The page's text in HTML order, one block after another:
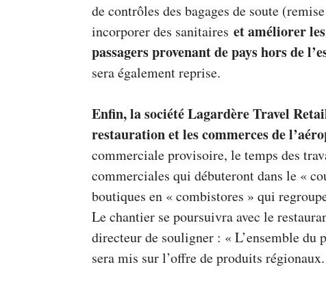
de contrôles des bagages de soute
incorporer des sanitaires et améliorer
passagers provenant de pays hors de
sera également reprise.
Enfin, la société Lagardère Travel
restauration et les commerces de
commerciale provisoire, le temps des
commerciales qui débuteront dans le «
boutiques en « combistores » qui
Le chantier se poursuivra avec le
directeur de souligner : « L’ensemble du
sera mis sur l’offre de produits